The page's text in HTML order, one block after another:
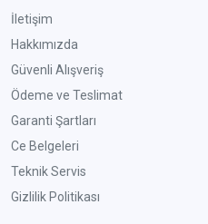
İletişim
Hakkımızda
Güvenli Alışveriş
Ödeme ve Teslimat
Garanti Şartları
Ce Belgeleri
Teknik Servis
Gizlilik Politikası